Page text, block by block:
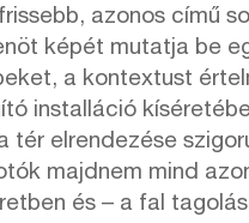
azonos című
képét mutatja be
a kontextust
installáció
tér elrendezése
majdnem mind
és – a fal